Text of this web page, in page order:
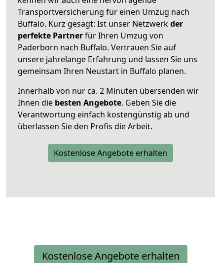
Transportversicherung für einen Umzug nach
Buffalo. Kurz gesagt: Ist unser Netzwerkder
perfekte Partnerfür Ihren Umzug von
Paderborn nach Buffalo. Vertrauen Sie auf
unsere jahrelange Erfahrung und lassen Sie uns
gemeinsam Ihren Neustart in Buffalo planen.
Innerhalb von nur ca. 2 Minuten übersenden wir
Ihnen die besten Angebote. Geben Sie die
Verantwortung einfach kostengünstig ab und
überlassen Sie den Profis die Arbeit.
Kostenlose Angebote erhalten
Kostenlose Angebote erhalten